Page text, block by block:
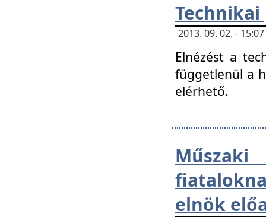
2013. 09. 02. -
Elnézést a
függetlenül a
elérhető.
elnök